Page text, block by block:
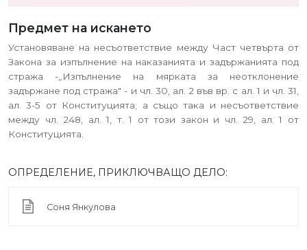
Предмет на искането
Установяване на несъответствие между Част четвърта от
Закона за изпълнение на наказанията и задържанията под
стража -„Изпълнение на мярката за неотклонение
задържане под стража" - и чл. 30, ал. 2 във вр. с ал. 1 и чл. 31,
ал. 3-5 от Конституцията; а също така и несъответствие
между чл. 248, ал. 1, т. 1 от този закон и чл. 29, ал. 1 от
Конституцията.
ОПРЕДЕЛЕНИЕ, ПРИКЛЮЧВАЩО ДЕЛО:
Соня Янкулова